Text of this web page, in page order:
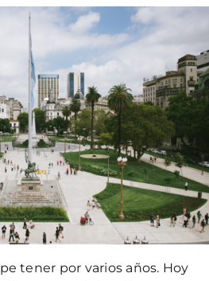
tener por varios años. Hoy